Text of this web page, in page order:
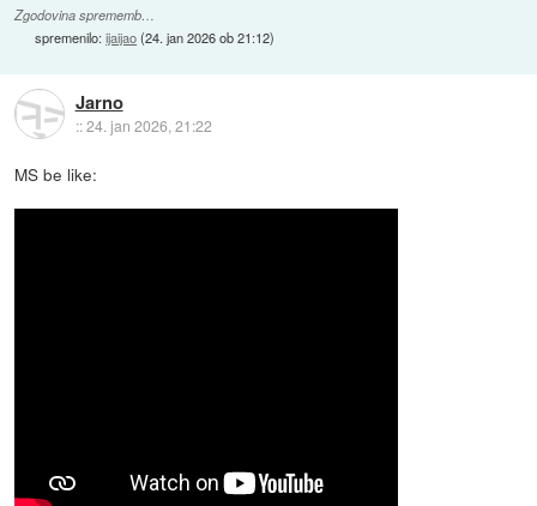
Zgodovina sprememb…
spremenilo:ijaijao(24. jan 2026 ob 21:12)
Jarno
::24. jan 2026, 21:22
MS be like: